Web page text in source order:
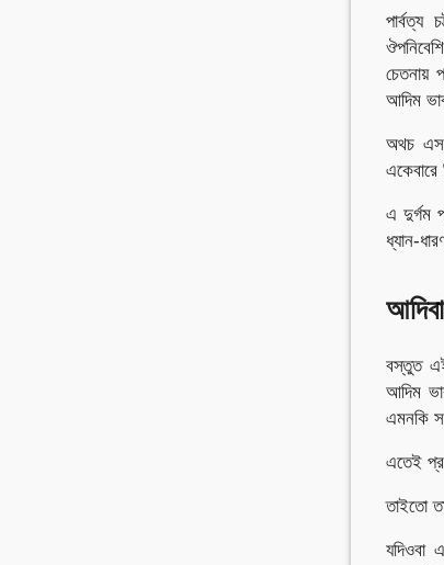
পার্বত্য
চেতনায়
আদিম
অথচ
এ দুর্গম
ধ্যান-
বস্তুত এই
আদিম
এমনকি
এতেই
তাইতো
যদিওবা